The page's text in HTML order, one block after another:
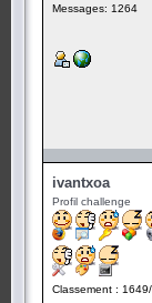
Messages: 1264
ivantxoa
Profil challenge
Classement :